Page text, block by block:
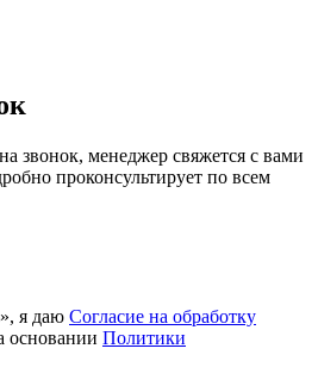
звонок, менеджер свяжется с вами
проконсультирует по всем
я даю Согласие на обработку
основании Политики